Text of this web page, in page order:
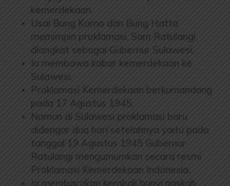
kemerdekaan.
Usai Bung Karno dan Bung Hatta
memimpin proklamasi, Sam Ratulangi
diangkat sebagai Gubernur Sulawesi.
Ia membawa kabar kemerdekaan ke
Sulawesi.
Proklamasi Kemerdekaan berkumandang
pada 17 Agustus 1945.
Namun di Sulawesi proklamasi baru
didengar dua hari setelahnya yaitu pada
tanggal 19 Agustus 1945 Gubernur
Ratulangi mengumumkan secara resmi
Proklamasi Kemerdekaan Indonesia.
Ia membacakan kembali bunyi naskah